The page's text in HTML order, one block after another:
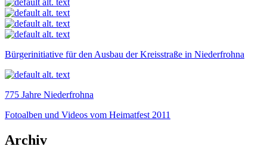
Bürgerinitiative für den Ausbau der Kreisstraße in Niederfrohna
775 Jahre Niederfrohna
Fotoalben und Videos vom Heimatfest 2011
Archiv